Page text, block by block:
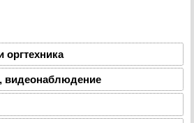
видеонаблюдение